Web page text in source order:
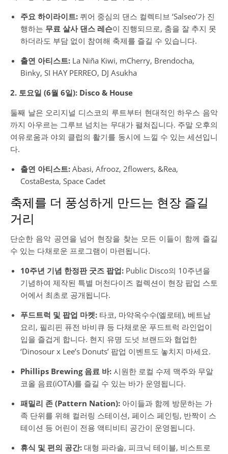
주요 하이라이트: 퀴어 중심의 댄스 컬렉티브 ‘Salseo’가 진
행하는 무료 살사 댄스 레슨이 진행되므로, 춤을 잘 추지 못
하더라도 부담 없이 참여해 축제를 즐길 수 있습니다.
출연 아티스트: La Niña Kiwi, mCherry, Brendocha,
Binky, SI HAY PERREO, DJ Asukha
2. 토요일 (6월 6일): Disco & House
둘째 날은 오리지널 디스코의 루트부터 현대적인 하우스 음악
까지 아우르는 그루브 넘치는 무대가 펼쳐집니다. 주말 오후의
여유로움과 야외 클럽의 활기를 동시에 느낄 수 있는 세션입니
다.
출연 아티스트: Abasi, Afrooz, 2flowers, &Rea,
CostaBesta, Space Cadet
축제를 더 풍성하게 만드는 현장 즐길
거리
단순한 음악 공연을 넘어 현장을 찾는 모든 이들이 함께 즐길
수 있는 다채로운 프로그램이 마련됩니다.
10주년 기념 한정판 굿즈 팝업: Public Disco의 10주년을
기념하여 제작된 특별 머천다이즈 컬렉션이 현장 팝업 스토
어에서 최초로 공개됩니다.
푸드트럭 및 팝업 마켓: 타코, 마약옥수수(엘로테), 베트남
요리, 필리핀 퓨전 바비큐 등 다채로운 푸드트럭 라인업이
입을 즐겁게 합니다. 현지 유명 도넛 브랜드와 협업한
‘Dinosour x Lee’s Donuts’ 팝업 이벤트도 놓치지 마세요.
Phillips Brewing 음료 바: 시원한 로컬 수제 맥주와 무알
코올 음료(iOTA)를 즐길 수 있는 바가 운영됩니다.
패밀리 존 (Pattern Nation): 아이들과 함께 방문하는 가
족 단위를 위해 컬러링 스테이션, 페이스 페인팅, 반짝이 스
테이션 등 어린이 전용 액티비티 공간이 운영됩니다.
휴식 및 편의 공간: 대형 파라솔, 피크닉 테이블, 비스트로